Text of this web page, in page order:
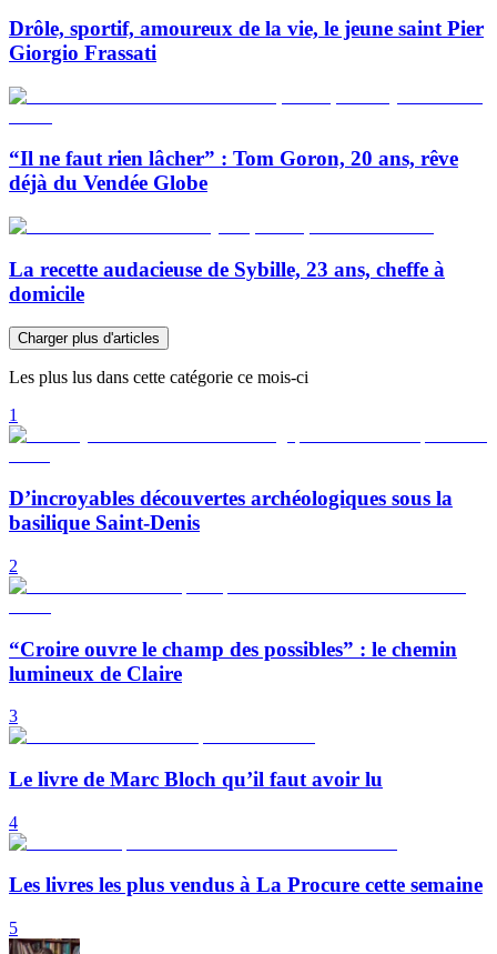
Drôle, sportif, amoureux de la vie, le jeune saint Pier
Giorgio Frassati
“Il ne faut rien lâcher” : Tom Goron, 20 ans, rêve
déjà du Vendée Globe
La recette audacieuse de Sybille, 23 ans, cheffe à
domicile
Charger plus d'articles
Les plus lus dans cette catégorie ce mois-ci
1
D’incroyables découvertes archéologiques sous la
basilique Saint-Denis
2
“Croire ouvre le champ des possibles” : le chemin
lumineux de Claire
3
Le livre de Marc Bloch qu’il faut avoir lu
4
Les livres les plus vendus à La Procure cette semaine
5